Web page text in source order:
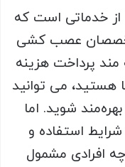
خدماتی است که
عصب کشی
مند پرداخت هزینه
هستید، می توانید
شوید. اما
استفاده و
افرادی مشمول